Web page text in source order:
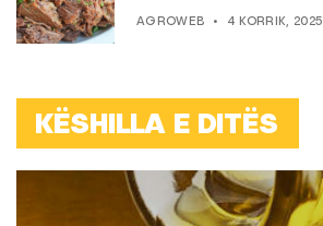
AGROWEB 4 KORRIK, 2025
KËSHILLA E DITËS